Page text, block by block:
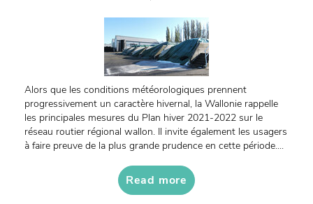
Alors que les conditions météorologiques prennent
progressivement un caractère hivernal, la Wallonie rappelle
les principales mesures du Plan hiver 2021-2022 sur le
réseau routier régional wallon. Il invite également les usagers
à faire preuve de la plus grande prudence en cette période....
Read more